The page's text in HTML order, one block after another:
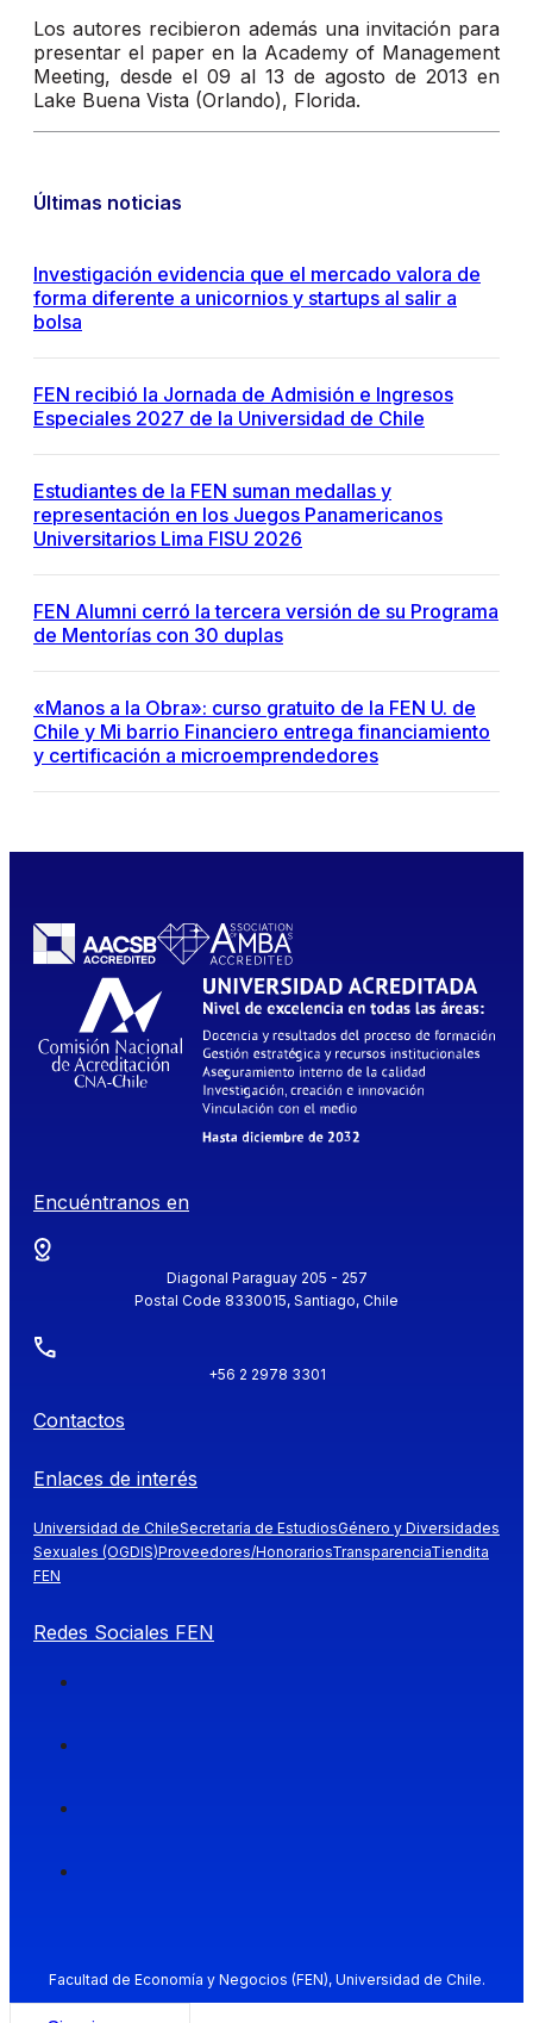
Los autores recibieron además una invitación para
presentar el paper en la Academy of Management
Meeting, desde el 09 al 13 de agosto de 2013 en
Lake Buena Vista (Orlando), Florida.
Últimas noticias
Investigación evidencia que el mercado valora de
forma diferente a unicornios y startups al salir a
bolsa
FEN recibió la Jornada de Admisión e Ingresos
Especiales 2027 de la Universidad de Chile
Estudiantes de la FEN suman medallas y
representación en los Juegos Panamericanos
Universitarios Lima FISU 2026
FEN Alumni cerró la tercera versión de su Programa
de Mentorías con 30 duplas
«Manos a la Obra»: curso gratuito de la FEN U. de
Chile y Mi barrio Financiero entrega financiamiento
y certificación a microemprendedores
Encuéntranos en
Diagonal Paraguay 205 - 257
Postal Code 8330015, Santiago, Chile
+56 2 2978 3301
Contactos
Enlaces de interés
Universidad de ChileSecretaría de EstudiosGénero y Diversidades
Sexuales (OGDIS)Proveedores/HonorariosTransparenciaTiendita
FEN
Redes Sociales FEN
Facultad de Economía y Negocios (FEN), Universidad de Chile.